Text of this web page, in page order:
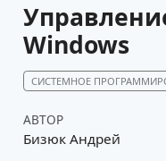
Windows
СИСТЕМНОЕ
АВТОР
Бизюк Андрей